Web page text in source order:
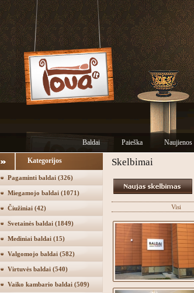
Baldai Paieška Naujienos
Kategorijos
Pagaminti baldai (326)
Miegamojo baldai (1071)
Čiužiniai (42)
Svetainės baldai (1849)
Mediniai baldai (15)
Valgomojo baldai (582)
Virtuvės baldai (540)
Vaiko kambario baldai (509)
Skelbimai
Visi